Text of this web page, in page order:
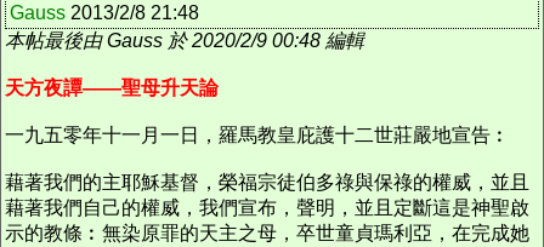
Gauss 2013/2/8 21:48
本帖最後由 Gauss 於 2020/2/9 00:48 編輯
天方夜譚——聖母升天論
一九五零年十一月一日，羅馬教皇庇護十二世莊嚴地宣告︰
藉著我們的主耶穌基督，榮福宗徒伯多祿與保祿的權威，並且
藉著我們自己的權威，我們宣布，聲明，並且定斷這是神聖啟
示的教條︰無染原罪的天主之母，卒世童貞瑪利亞，在完成她